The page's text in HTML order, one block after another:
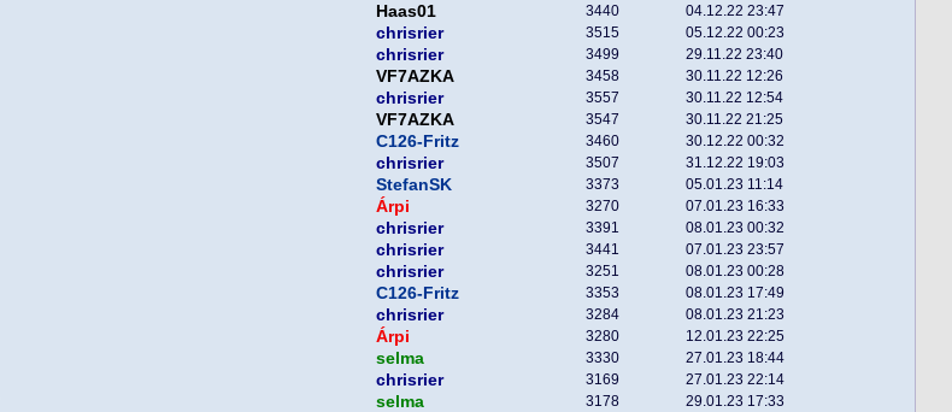
Haas01 3440 04.12.22 23:47
chrisrier 3515 05.12.22 00:23
chrisrier 3499 29.11.22 23:40
VF7AZKA 3458 30.11.22 12:26
chrisrier 3557 30.11.22 12:54
VF7AZKA 3547 30.11.22 21:25
C126-Fritz 3460 30.12.22 00:32
chrisrier 3507 31.12.22 19:03
StefanSK 3373 05.01.23 11:14
Árpi 3270 07.01.23 16:33
chrisrier 3391 08.01.23 00:32
chrisrier 3441 07.01.23 23:57
chrisrier 3251 08.01.23 00:28
C126-Fritz 3353 08.01.23 17:49
chrisrier 3284 08.01.23 21:23
Árpi 3280 12.01.23 22:25
selma 3330 27.01.23 18:44
chrisrier 3169 27.01.23 22:14
selma 3178 29.01.23 17:33